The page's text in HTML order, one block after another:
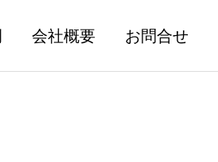
会社概要 お問合せ